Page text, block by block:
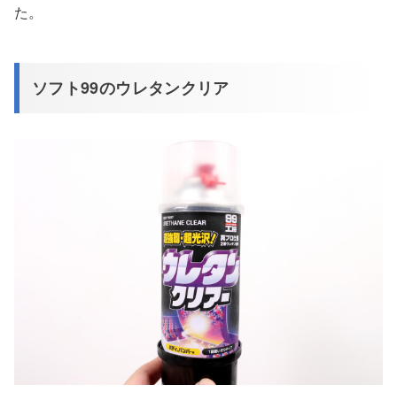
た。
ソフト99のウレタンクリア